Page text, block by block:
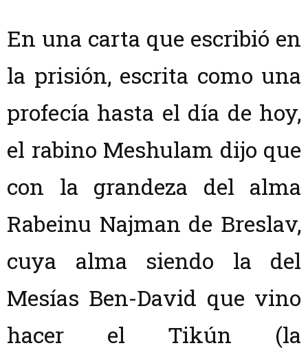
En una carta que escribió en
la prisión, escrita como una
profecía hasta el día de hoy,
el rabino Meshulam dijo que
con la grandeza del alma
Rabeinu Najman de Breslav,
cuya alma siendo la del
Mesías Ben-David que vino
hacer el Tikún (la